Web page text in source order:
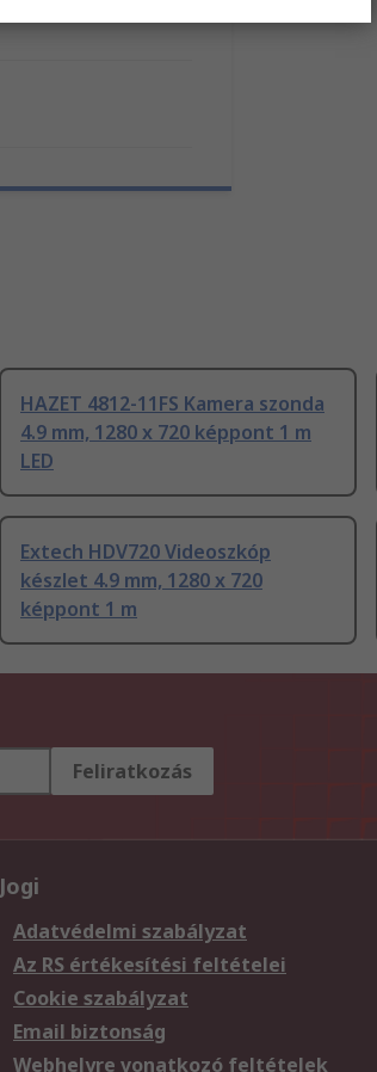
HAZET 4812-11FS Kamera szonda
4.9 mm, 1280 x 720 képpont 1 m
LED
Extech HDV720 Videoszkóp
készlet 4.9 mm, 1280 x 720
képpont 1 m
Feliratkozás
Jogi
Adatvédelmi szabályzat
Az RS értékesítési feltételei
Cookie szabályzat
Email biztonság
Webhelyre vonatkozó feltételek